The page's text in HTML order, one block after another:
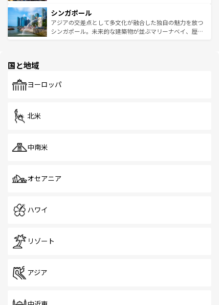
参照してほしい。
激する。気候は一年中温暖で、どの季節にも異なる楽しみ
が待っている。親しみやすいタイの人々、仏教を中心とし
た文化、そして多様な観光資源が、訪れる旅人を魅了し続
み、どこを訪れても感動するはず。観光スポットが密集し
ており、効率よく見どころを回れるのも魅力。息をのむよ
うな絶景から文化的な体験まで、香港を存分に楽しみ尽く
シンガポール
アジアの交差点として多文化が融合した独自の魅力を放つ
シンガポール。未来的な建築物が並ぶマリーナベイ、歴史
で、ホーカーズは地元の風情を楽しめる外せないスポット
国と地域
ヨーロッパ
北米
中南米
オセアニア
ハワイ
リゾート
アジア